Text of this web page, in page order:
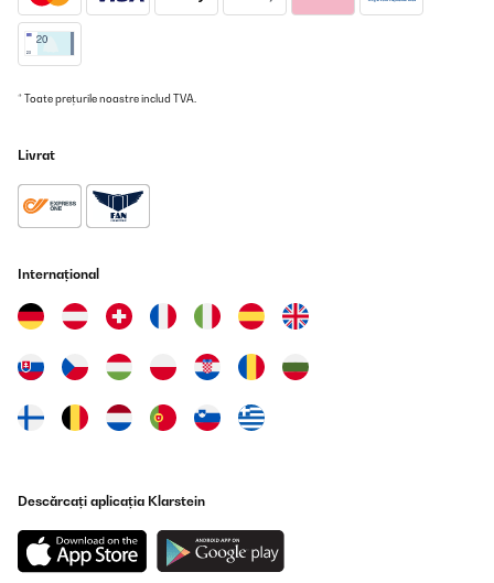
* Toate prețurile noastre includ TVA.
Livrat
Internațional
Descărcați aplicația Klarstein